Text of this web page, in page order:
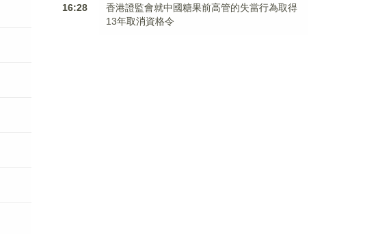
16:28
香港證監會就中國糖果前高管的失當行為取得
13年取消資格令